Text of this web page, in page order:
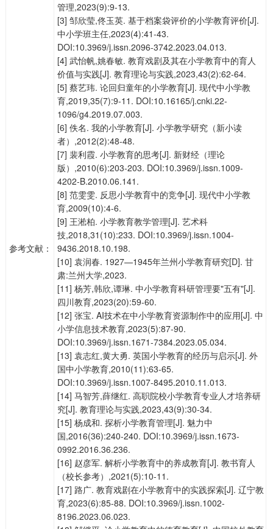
参考文献：
管理,2023(9):9-13.
[3] 邹欣莹,佟玉英. 基于档案袋评价的小学教育评价[J].
中小学班主任,2023(4):41-43.
DOI:10.3969/j.issn.2096-3742.2023.04.013.
[4] 武怡帆,姚春敏. 教育戏剧及其在小学教育中的育人
价值与实践[J]. 教育理论与实践,2023,43(2):62-64.
[5] 蔡艺玮. 论回归童年的小学教育[J]. 现代中小学教
育,2019,35(7):9-11. DOI:10.16165/j.cnki.22-
1096/g4.2019.07.003.
[6] 佚名. 我的小学教育[J]. 小学教学研究（新小读
者）,2012(2):48-48.
[7] 裴利霞. 小学教育的思考[J]. 新财经（理论
版）,2010(6):203-203. DOI:10.3969/j.issn.1009-
4202-B.2010.06.141.
[8] 范雯雯. 反思小学教育中的竞争[J]. 现代中小学教
育,2009(10):4-6.
[9] 王淞柏. 小学教育教学管理[J]. 艺术科
技,2018,31(10):233. DOI:10.3969/j.issn.1004-
9436.2018.10.198.
[10] 袁润春. 1927—1945年兰州小学教育研究[D]. 甘
肃:兰州大学,2023.
[11] 杨芳,韩欣,谭琳. 中小学教育科研管理要"五有"[J].
四川教育,2023(20):59-60.
[12] 张宝. AI技术在中小学教育资源制作中的应用[J]. 中
小学信息技术教育,2023(5):87-90.
DOI:10.3969/j.issn.1671-7384.2023.05.034.
[13] 袁志红,黄大勇. 英国小学教育的经历与启示[J]. 外
国中小学教育,2010(11):63-65.
DOI:10.3969/j.issn.1007-8495.2010.11.013.
[14] 马智芳,薛继红. 高职院校小学教育专业人才培养研
究[J]. 教育理论与实践,2023,43(9):30-34.
[15] 杨成和. 探析小学教育管理[J]. 魅力中
国,2016(36):240-240. DOI:10.3969/j.issn.1673-
0992.2016.36.236.
[16] 赵彦军. 解析小学教育中的养成教育[J]. 教书育人
（校长参考）,2021(5):10-11.
[17] 路广. 教育戏剧在小学教育中的实践探索[J]. 辽宁教
育,2023(6):85-88. DOI:10.3969/j.issn.1002-
8196.2023.06.023.